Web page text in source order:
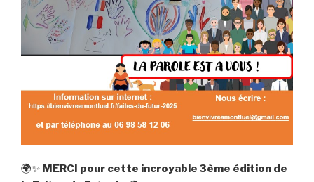
🌍✨ MERCI pour cette incroyable 3ème édition de